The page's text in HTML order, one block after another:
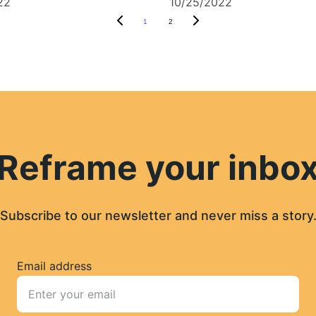
1 2
your
Subscribe to our newsletter and never miss a story.
Email address